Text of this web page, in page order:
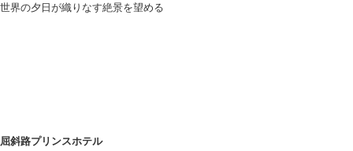
世界の夕日が織りなす絶景を望める
屈斜路プリンスホテル